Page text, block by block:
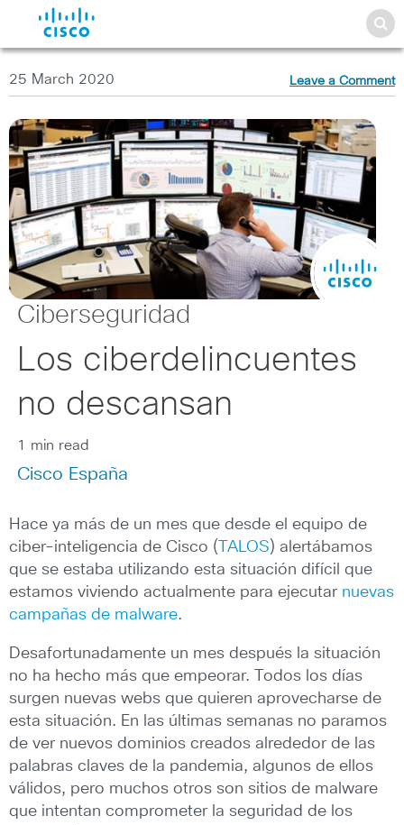
25 March 2020 Leave a Comment
Ciberseguridad
Los ciberdelincuentes
no descansan
1 min read
Cisco España
Hace ya más de un mes que desde el equipo de
ciber-inteligencia de Cisco (
TALOS) alertábamos
que se estaba utilizando esta situación difícil que
estamos viviendo actualmente para ejecutar nuevas
campañas de malware.
Desafortunadamente un mes después la situación
no ha hecho más que empeorar. Todos los días
surgen nuevas webs que quieren aprovecharse de
esta situación. En las últimas semanas no paramos
de ver nuevos dominios creados alrededor de las
palabras claves de la pandemia, algunos de ellos
válidos, pero muchos otros son sitios de malware
que intentan comprometer la seguridad de los